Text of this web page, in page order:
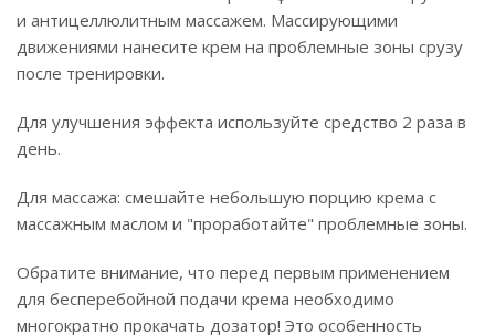
и антицеллюлитным массажем. Массирующими
движениями нанесите крем на проблемные зоны срузу
после тренировки.
Для улучшения эффекта используйте средство 2 раза в
день.
Для массажа: смешайте небольшую порцию крема с
массажным маслом и "проработайте" проблемные зоны.
Обратите внимание, что перед первым применением
для бесперебойной подачи крема необходимо
многократно прокачать дозатор! Это особенность